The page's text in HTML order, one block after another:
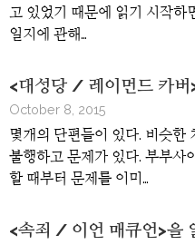
고 있었기 때문에 읽기 시작하
일지에 관해…
<대성당 / 레이먼드 카버
October 8, 2015
몇개의 단편들이 있다. 비슷한
불행하고 문제가 있다. 부부사
할 때부터 문제를 이미…
<속죄 / 이언 매큐언>을